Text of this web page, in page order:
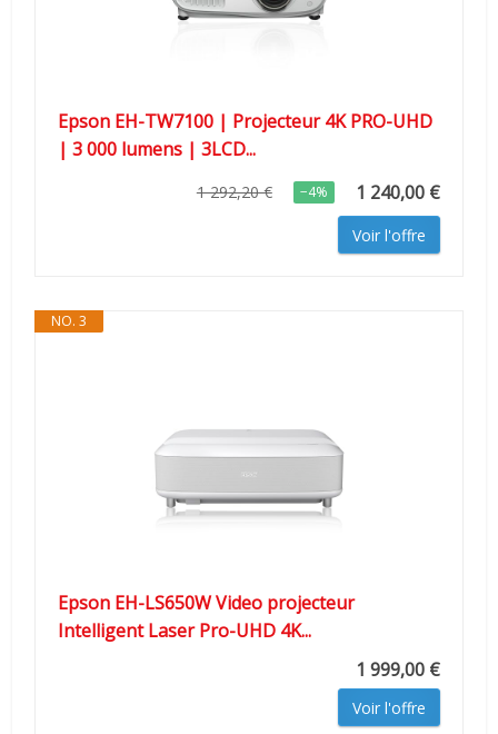
Epson EH-TW7100 | Projecteur 4K PRO-UHD
| 3 000 lumens | 3LCD...
1 292,20 € −4% 1 240,00 €
Voir l'offre
NO. 3
Epson EH-LS650W Video projecteur
Intelligent Laser Pro-UHD 4K...
1 999,00 €
Voir l'offre